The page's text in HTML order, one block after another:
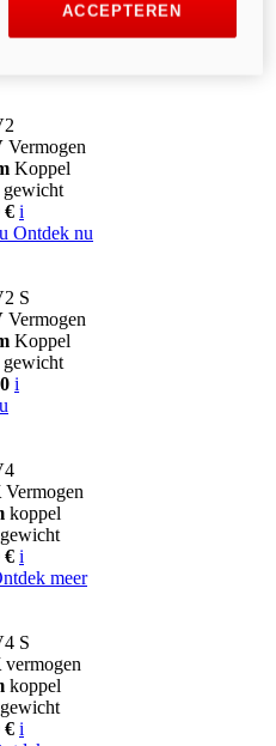
Vermogen
Koppel
gewicht
€ i
Ontdek nu
S
Vermogen
Koppel
gewicht
i
Vermogen
koppel
gewicht
€ i
meer
S
vermogen
koppel
gewicht
€ i
ACCEPTEREN